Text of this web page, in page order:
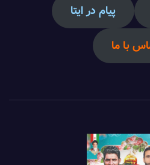
پیام در ایتا
با ما